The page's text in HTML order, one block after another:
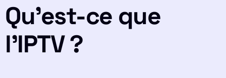
Qu’est-ce que
l’IPTV ?